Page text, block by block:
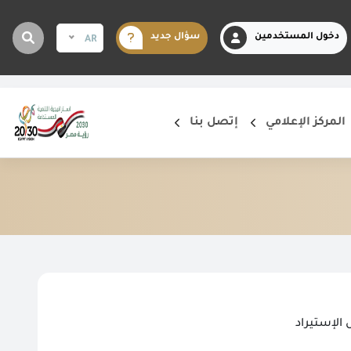
دخول المستخدمين سؤال جديد AR
المركز الإعلامي إتصل بنا